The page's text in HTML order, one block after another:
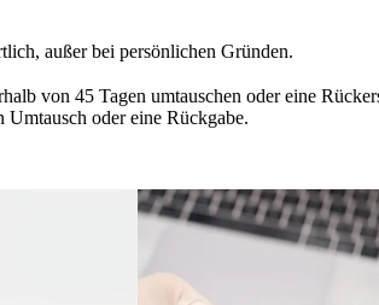
von 45 Tagen umtauschen oder eine
Umtausch oder eine Rückgabe.